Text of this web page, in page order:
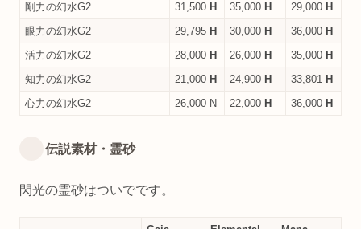
剛力の幻水G2
31,500 H 35,000 H 29,000 H
眼力の幻水G2
29,795 H 30,000 H 36,000 H
活力の幻水G2
28,000 H 26,000 H 35,000 H
知力の幻水G2
21,000 H 24,900 H 33,801 H
心力の幻水G2
26,000 N 22,000 H 36,000 H
伝説素材・霊砂
閃光の霊砂はついでです。